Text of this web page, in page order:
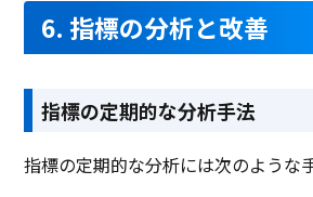
6. 指標の分析と改善
指標の定期的な分析手法
指標の定期的な分析には次のような